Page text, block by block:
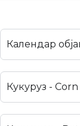
Календар
Кукуруз - Corn